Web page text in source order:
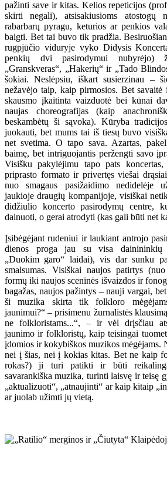
pažinti save ir kitas. Kelios repeticijos
skirti negali), atsisakiusioms atostogų
rabarbarų pyragu, keturios ar penkios
baigti. Bet tai buvo tik pradžia.
rugpjūčio viduryje vyko Didysis
penkių dvi pasirodymui nubyrėjo)
„Granskveras“, „Hakerių“ ir „Tado
šokiai. Neslėpsiu, iškart susierzinau –
nežavėjo taip, kaip pirmosios. Bet
skausmo įkaitinta vaizduotė bei kūnai
naujas choreografijas (kaip
beskambėtų ši sąvoka). Kūryba
juokauti, bet mums tai iš tiesų buvo
net svetima. O tapo sava. Azartas,
baimę, bet intriguojantis peržengti savo
Visišku pakylėjimu tapo pats
priprasto formato ir privertęs viešai
nuo smagaus pasižaidimo nedidelėje
jaukioje draugių kompanijoje, visiškai
didžiulio koncerto pasirodymų centre,
dainuoti, o gerai atrodyti (kas gali būti net
Įsibėgėjant rudeniui ir laukiant antrojo
dienos proga jau su visa dainininkių
„Duokim garo“ laidai), vis dar sunku
smalsumas. Visiškai naujos patirtys
formų iki naujos sceninės išvaizdos ir
bagažas, naujos pažintys – nauji vargai,
ši muzika skirta tik folkloro
jaunimui?“ – prisimenu žurnalistės
ne folkloristams...“, – ir vėl drįsčiau
jaunimo ir folkloristų, kaip teisingai
įdomios ir kokybiškos muzikos mėgėjams.
nei į šias, nei į kokias kitas. Bet ne kaip
rokas?) ji turi patikti ir būti
savarankiška muzika, turinti laisvę ir teisę
„aktualizuoti“, „atnaujinti“ ar kaip kitaip
ar juolab užimti jų vietą.